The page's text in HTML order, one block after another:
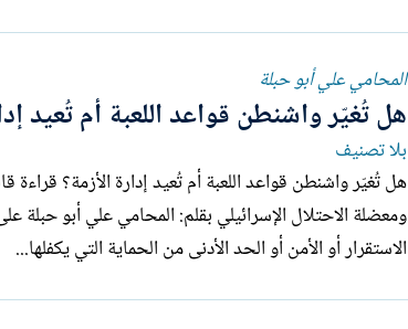
المحامي علي أبو حبلة
هل تُغيّر واشنطن قواعد اللعبة أم تُعيد
بلا تصنيف
هل تُغيّر
الاستقرار أو الأمن أو الحد الأدنى من الحماية التي يكفلها...